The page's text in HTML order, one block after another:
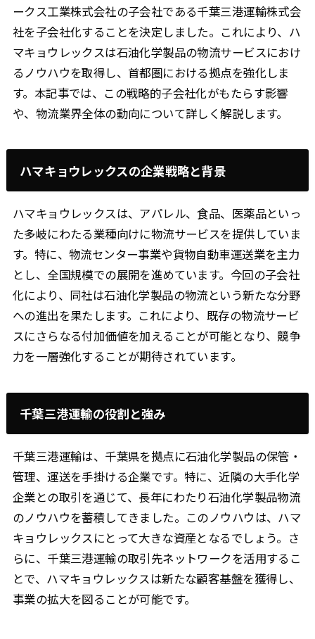
ークス工業株式会社の子会社である千葉三港運輸株式会
社を子会社化することを決定しました。これにより、ハ
マキョウレックスは石油化学製品の物流サービスにおけ
るノウハウを取得し、首都圏における拠点を強化しま
す。本記事では、この戦略的子会社化がもたらす影響
や、物流業界全体の動向について詳しく解説します。
ハマキョウレックスの企業戦略と背景
ハマキョウレックスは、アパレル、食品、医薬品といっ
た多岐にわたる業種向けに物流サービスを提供していま
す。特に、物流センター事業や貨物自動車運送業を主力
とし、全国規模での展開を進めています。今回の子会社
化により、同社は石油化学製品の物流という新たな分野
への進出を果たします。これにより、既存の物流サービ
スにさらなる付加価値を加えることが可能となり、競争
力を一層強化することが期待されています。
千葉三港運輸の役割と強み
千葉三港運輸は、千葉県を拠点に石油化学製品の保管・
管理、運送を手掛ける企業です。特に、近隣の大手化学
企業との取引を通じて、長年にわたり石油化学製品物流
のノウハウを蓄積してきました。このノウハウは、ハマ
キョウレックスにとって大きな資産となるでしょう。さ
らに、千葉三港運輸の取引先ネットワークを活用するこ
とで、ハマキョウレックスは新たな顧客基盤を獲得し、
事業の拡大を図ることが可能です。